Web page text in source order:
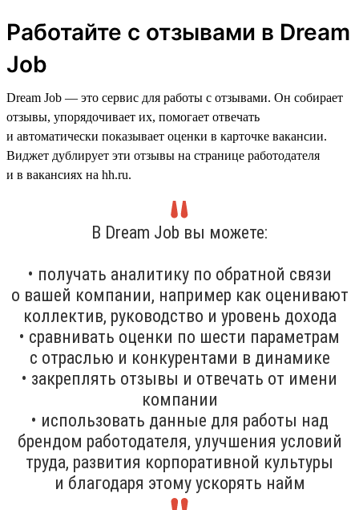
Работайте с отзывами в Dream
Job
Dream Job — это сервис для работы с отзывами. Он собирает
отзывы, упорядочивает их, помогает отвечать
и автоматически показывает оценки в карточке вакансии.
Виджет дублирует эти отзывы на странице работодателя
и в вакансиях на hh.ru.
В Dream Job вы можете:
• получать аналитику по обратной связи
о вашей компании, например как оценивают
коллектив, руководство и уровень дохода
• сравнивать оценки по шести параметрам
с отраслью и конкурентами в динамике
• закреплять отзывы и отвечать от имени
компании
• использовать данные для работы над
брендом работодателя, улучшения условий
труда, развития корпоративной культуры
и благодаря этому ускорять найм